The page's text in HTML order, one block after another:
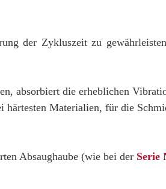
der Zykluszeit zu gewährleisten
absorbiert die erheblichen
härtesten Materialien, für die
Absaughaube (wie bei der Serie